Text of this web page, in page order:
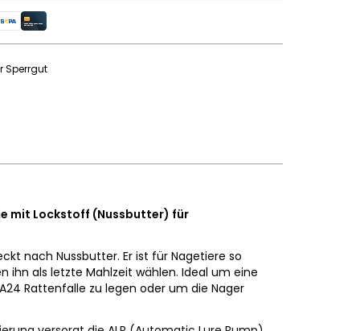
Sperrgut
mit Lockstoff (Nussbutter) für
nach Nussbutter. Er ist für Nagetiere so
ihn als letzte Mahlzeit wählen. Ideal um eine
Rattenfalle zu legen oder um die Nager